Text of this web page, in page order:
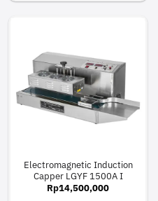
Electromagnetic Induction
Capper LGYF 1500A I
Rp14,500,000